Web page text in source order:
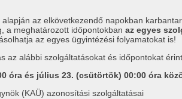
az elkövetkezendő napokban
a meghatározott időpontokban az egyes
az egyes ügyintézési folyamatokat is!
az alábbi szolgáltatásokat és időpontokat
óra és július 23. (csütörtök) 00:00 óra
(KAÜ) azonosítási szolgáltatásai